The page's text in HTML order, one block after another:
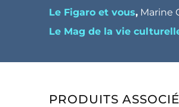
Le Figaro et vous, Marine
Le Mag de la vie
PRODUITS